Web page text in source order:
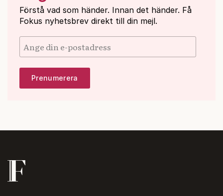
Förstå vad som händer. Innan det händer. Få
Fokus nyhetsbrev direkt till din mejl.